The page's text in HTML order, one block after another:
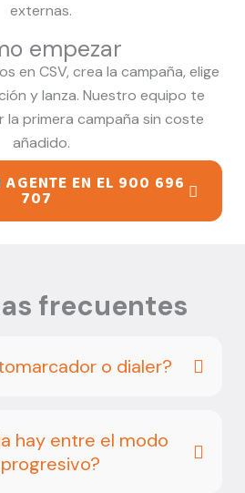
externas.
empezar
en CSV, crea la campaña, elige
y lanza. Nuestro equipo te
la primera campaña sin coste
añadido.
AGENTE EN EL 900 696
707
frecuentes
o dialer?
hay entre el modo